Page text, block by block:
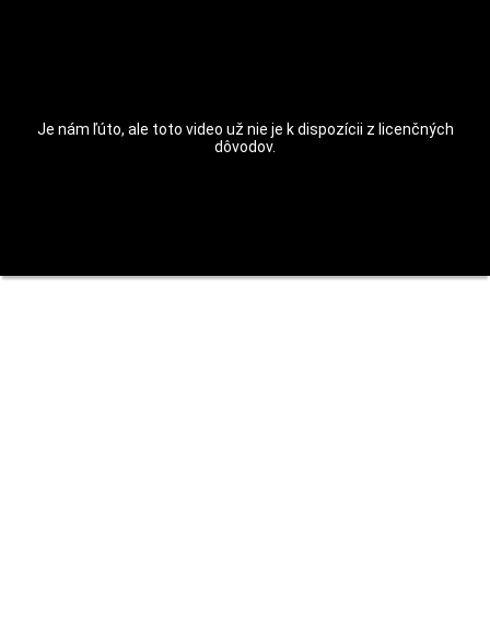
Je nám ľúto, ale toto video už nie je k dispozícii z licenčných
dôvodov.